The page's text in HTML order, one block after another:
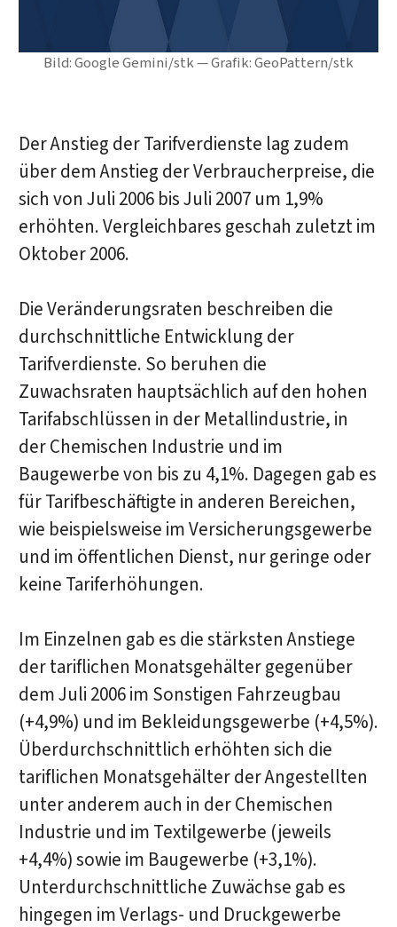
Bild: Google Gemini/stk — Grafik: GeoPattern/stk
Der Anstieg der Tarifverdienste lag zudem
über dem Anstieg der Verbraucherpreise, die
sich von Juli 2006 bis Juli 2007 um 1,9%
erhöhten. Vergleichbares geschah zuletzt im
Oktober 2006.
Die Veränderungsraten beschreiben die
durchschnittliche Entwicklung der
Tarifverdienste. So beruhen die
Zuwachsraten hauptsächlich auf den hohen
Tarifabschlüssen in der Metallindustrie, in
der Chemischen Industrie und im
Baugewerbe von bis zu 4,1%. Dagegen gab es
für Tarifbeschäftigte in anderen Bereichen,
wie beispielsweise im Versicherungsgewerbe
und im öffentlichen Dienst, nur geringe oder
keine Tariferhöhungen.
Im Einzelnen gab es die stärksten Anstiege
der tariflichen Monatsgehälter gegenüber
dem Juli 2006 im Sonstigen Fahrzeugbau
(+4,9%) und im Bekleidungsgewerbe (+4,5%).
Überdurchschnittlich erhöhten sich die
tariflichen Monatsgehälter der Angestellten
unter anderem auch in der Chemischen
Industrie und im Textilgewerbe (jeweils
+4,4%) sowie im Baugewerbe (+3,1%).
Unterdurchschnittliche Zuwächse gab es
hingegen im Verlags- und Druckgewerbe